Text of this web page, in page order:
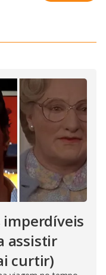
imperdíveis
assistir
curtir)